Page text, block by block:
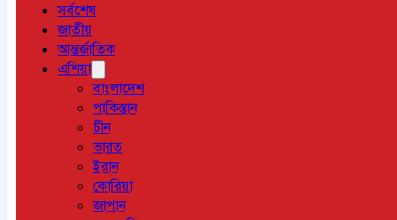
সর্বশেষ
জাতীয়
আন্তর্জাতিক
এশিয়া
বাংলাদেশ
পাকিস্তান
চীন
ভারত
ইরান
কোরিয়া
জাপান